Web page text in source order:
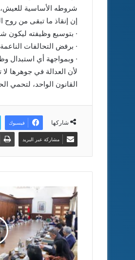
شروطه الأساسية للعيش،
إن إنقاذ ما تبقى من روح
· بتوسيع وظيفته ليكون
· برفض التحالفات
· وبمواجهة أي استبدال
لأن العدالة في جوهرها
القانون الواحد، لتحمي
شاركها فيسبوك
مشاركة عبر البريد